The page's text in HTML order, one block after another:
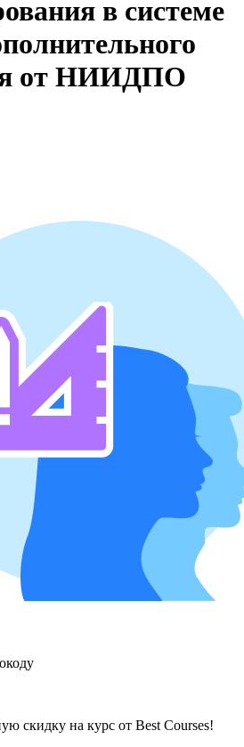
в системе
от НИИДПО
скидку на курс от Best Courses!